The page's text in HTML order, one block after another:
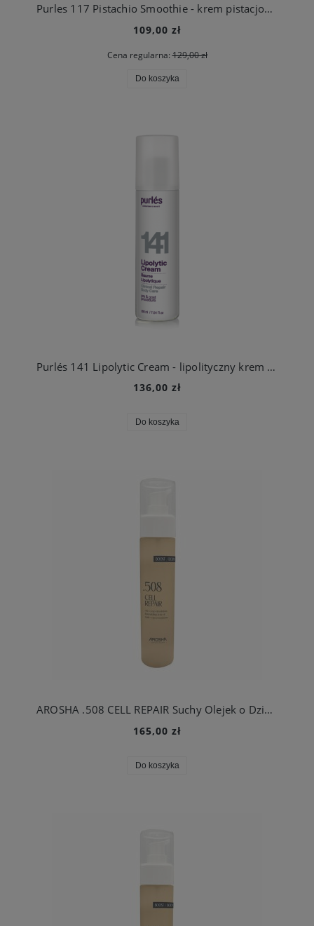
Purles 117 Pistachio Smoothie - krem pistacjowy
109,00 zł
Cena regularna:129,00 zł
Do koszyka
Purlés 141 Lipolytic Cream - lipolityczny krem do ciała 200 ml
136,00 zł
Do koszyka
AROSHA .508 CELL REPAIR Suchy Olejek o Działaniu Liftingująco-Antycellulitowym 100ml
165,00 zł
Do koszyka